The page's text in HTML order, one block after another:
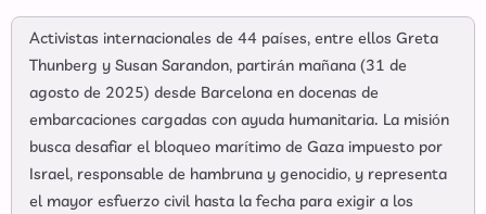
Activistas internacionales de 44 países, entre ellos Greta
Thunberg y Susan Sarandon, partirán mañana (31 de
agosto de 2025) desde Barcelona en docenas de
embarcaciones cargadas con ayuda humanitaria. La misión
busca desafiar el bloqueo marítimo de Gaza impuesto por
Israel, responsable de hambruna y genocidio, y representa
el mayor esfuerzo civil hasta la fecha para exigir a los